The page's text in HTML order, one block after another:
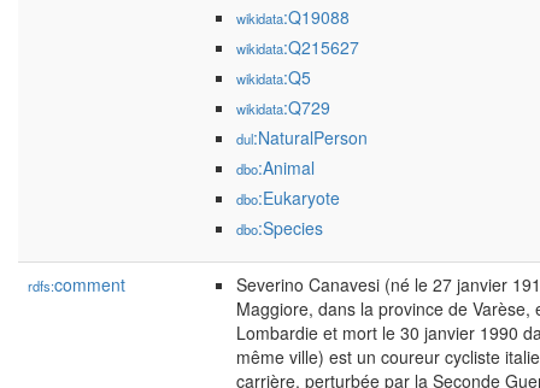
wikidata:Q19088
wikidata:Q215627
wikidata:Q5
wikidata:Q729
dul:NaturalPerson
dbo:Animal
dbo:Eukaryote
dbo:Species
rdfs:comment
Severino Canavesi (né le 27 janvier
Maggiore, dans la province de Varèse,
Lombardie et mort le 30 janvier 1990
même ville) est un coureur cycliste
carrière, perturbée par la Seconde